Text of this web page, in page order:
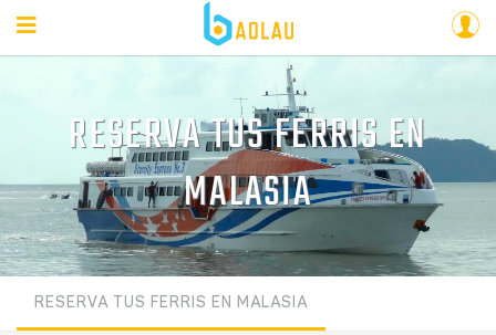
RESERVA TUS FERRIS EN
MALASIA
RESERVA TUS FERRIS EN MALASIA